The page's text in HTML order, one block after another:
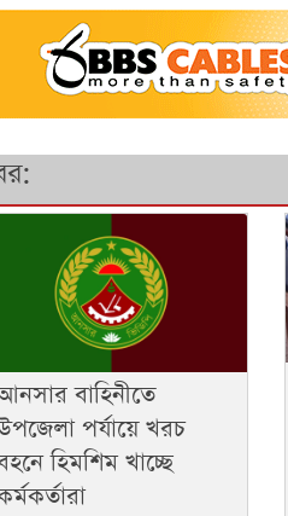
বাহিনীতে
পর্যায়ে খরচ
হিমশিম খাচ্ছে